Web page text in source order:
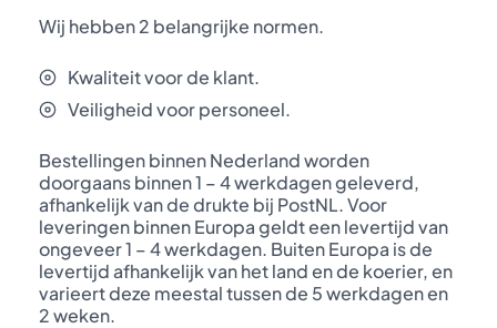
Wij hebben 2 belangrijke normen.
Kwaliteit voor de klant.
Veiligheid voor personeel.
Bestellingen binnen Nederland worden
doorgaans binnen 1 – 4 werkdagen geleverd,
afhankelijk van de drukte bij PostNL. Voor
leveringen binnen Europa geldt een levertijd van
ongeveer 1 – 4 werkdagen. Buiten Europa is de
levertijd afhankelijk van het land en de koerier, en
varieert deze meestal tussen de 5 werkdagen en
2 weken.